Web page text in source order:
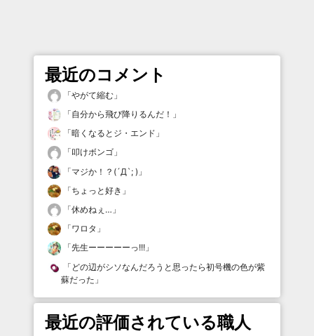
最近のコメント
「やがて縮む 」
「自分から飛び降りるんだ！ 」
「暗くなるとジ・エンド 」
「叩けボンゴ 」
「マジか！？(´Д`; ) 」
「ちょっと好き 」
「休めねぇ… 」
「ワロタ 」
「先生ーーーーーっ!!! 」
「 どの辺がシソなんだろうと思ったら初号機の色が紫
蘇だった 」
最近の評価されている職人